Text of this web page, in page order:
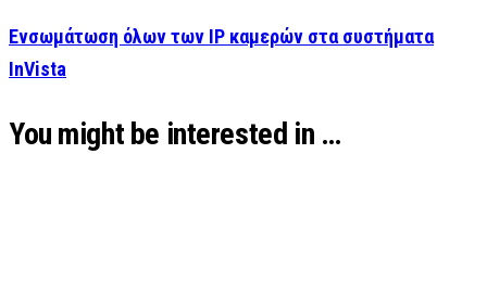
Ενσωμάτωση όλων των IP καμερών στα συστήματα
InVista
You might be interested in …